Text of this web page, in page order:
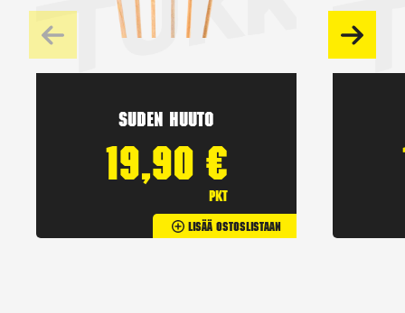
Suden huuto
19,90 €
pkt
Lisää Ostoslistaan